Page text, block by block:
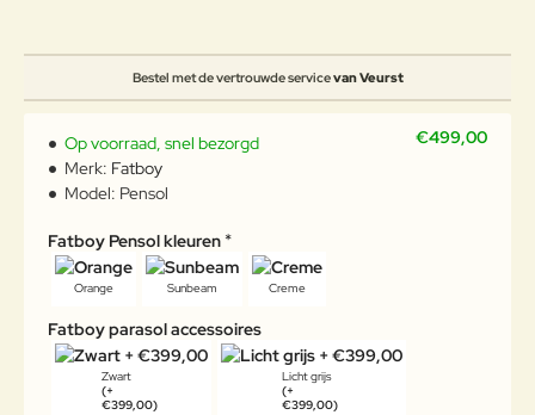
Bestel met de vertrouwde servicevan Veurst
€499,00
Op voorraad, snel bezorgd
Merk: Fatboy
Model: Pensol
Fatboy Pensol kleuren
Orange Sunbeam Creme
Fatboy parasol accessoires
Zwart
(+
€399,00)
Licht grijs
(+
€399,00)